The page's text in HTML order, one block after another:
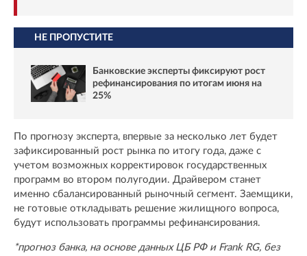
НЕ ПРОПУСТИТЕ
Банковские эксперты фиксируют рост
рефинансирования по итогам июня на
25%
По прогнозу эксперта, впервые за несколько лет будет
зафиксированный рост рынка по итогу года, даже с
учетом возможных корректировок государственных
программ во втором полугодии. Драйвером станет
именно сбалансированный рыночный сегмент. Заемщики,
не готовые откладывать решение жилищного вопроса,
будут использовать программы рефинансирования.
*прогноз банка, на основе данных ЦБ РФ и Frank RG, без